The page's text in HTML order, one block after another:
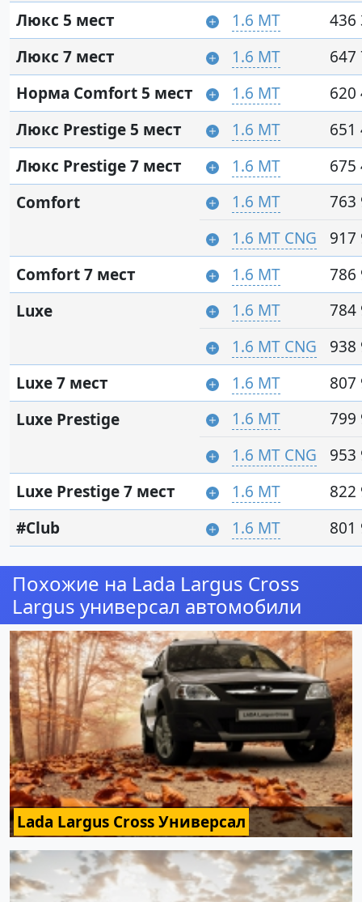
Люкс 5 мест
1.6 MT
436
Люкс 7 мест
1.6 MT
647
Норма Comfort 5 мест
1.6 MT
620
Люкс Prestige 5 мест
1.6 MT
651
Люкс Prestige 7 мест
1.6 MT
675
Comfort
1.6 MT
763
1.6 MT CNG
917
Comfort 7 мест
1.6 MT
786
Luxe
1.6 MT
784
1.6 MT CNG
938
Luxe 7 мест
1.6 MT
807
Luxe Prestige
1.6 MT
799
1.6 MT CNG
953
Luxe Prestige 7 мест
1.6 MT
822
#Club
1.6 MT 801
Похожие на Lada Largus Cross
Largus универсал автомобили
Lada Largus Cross Универсал